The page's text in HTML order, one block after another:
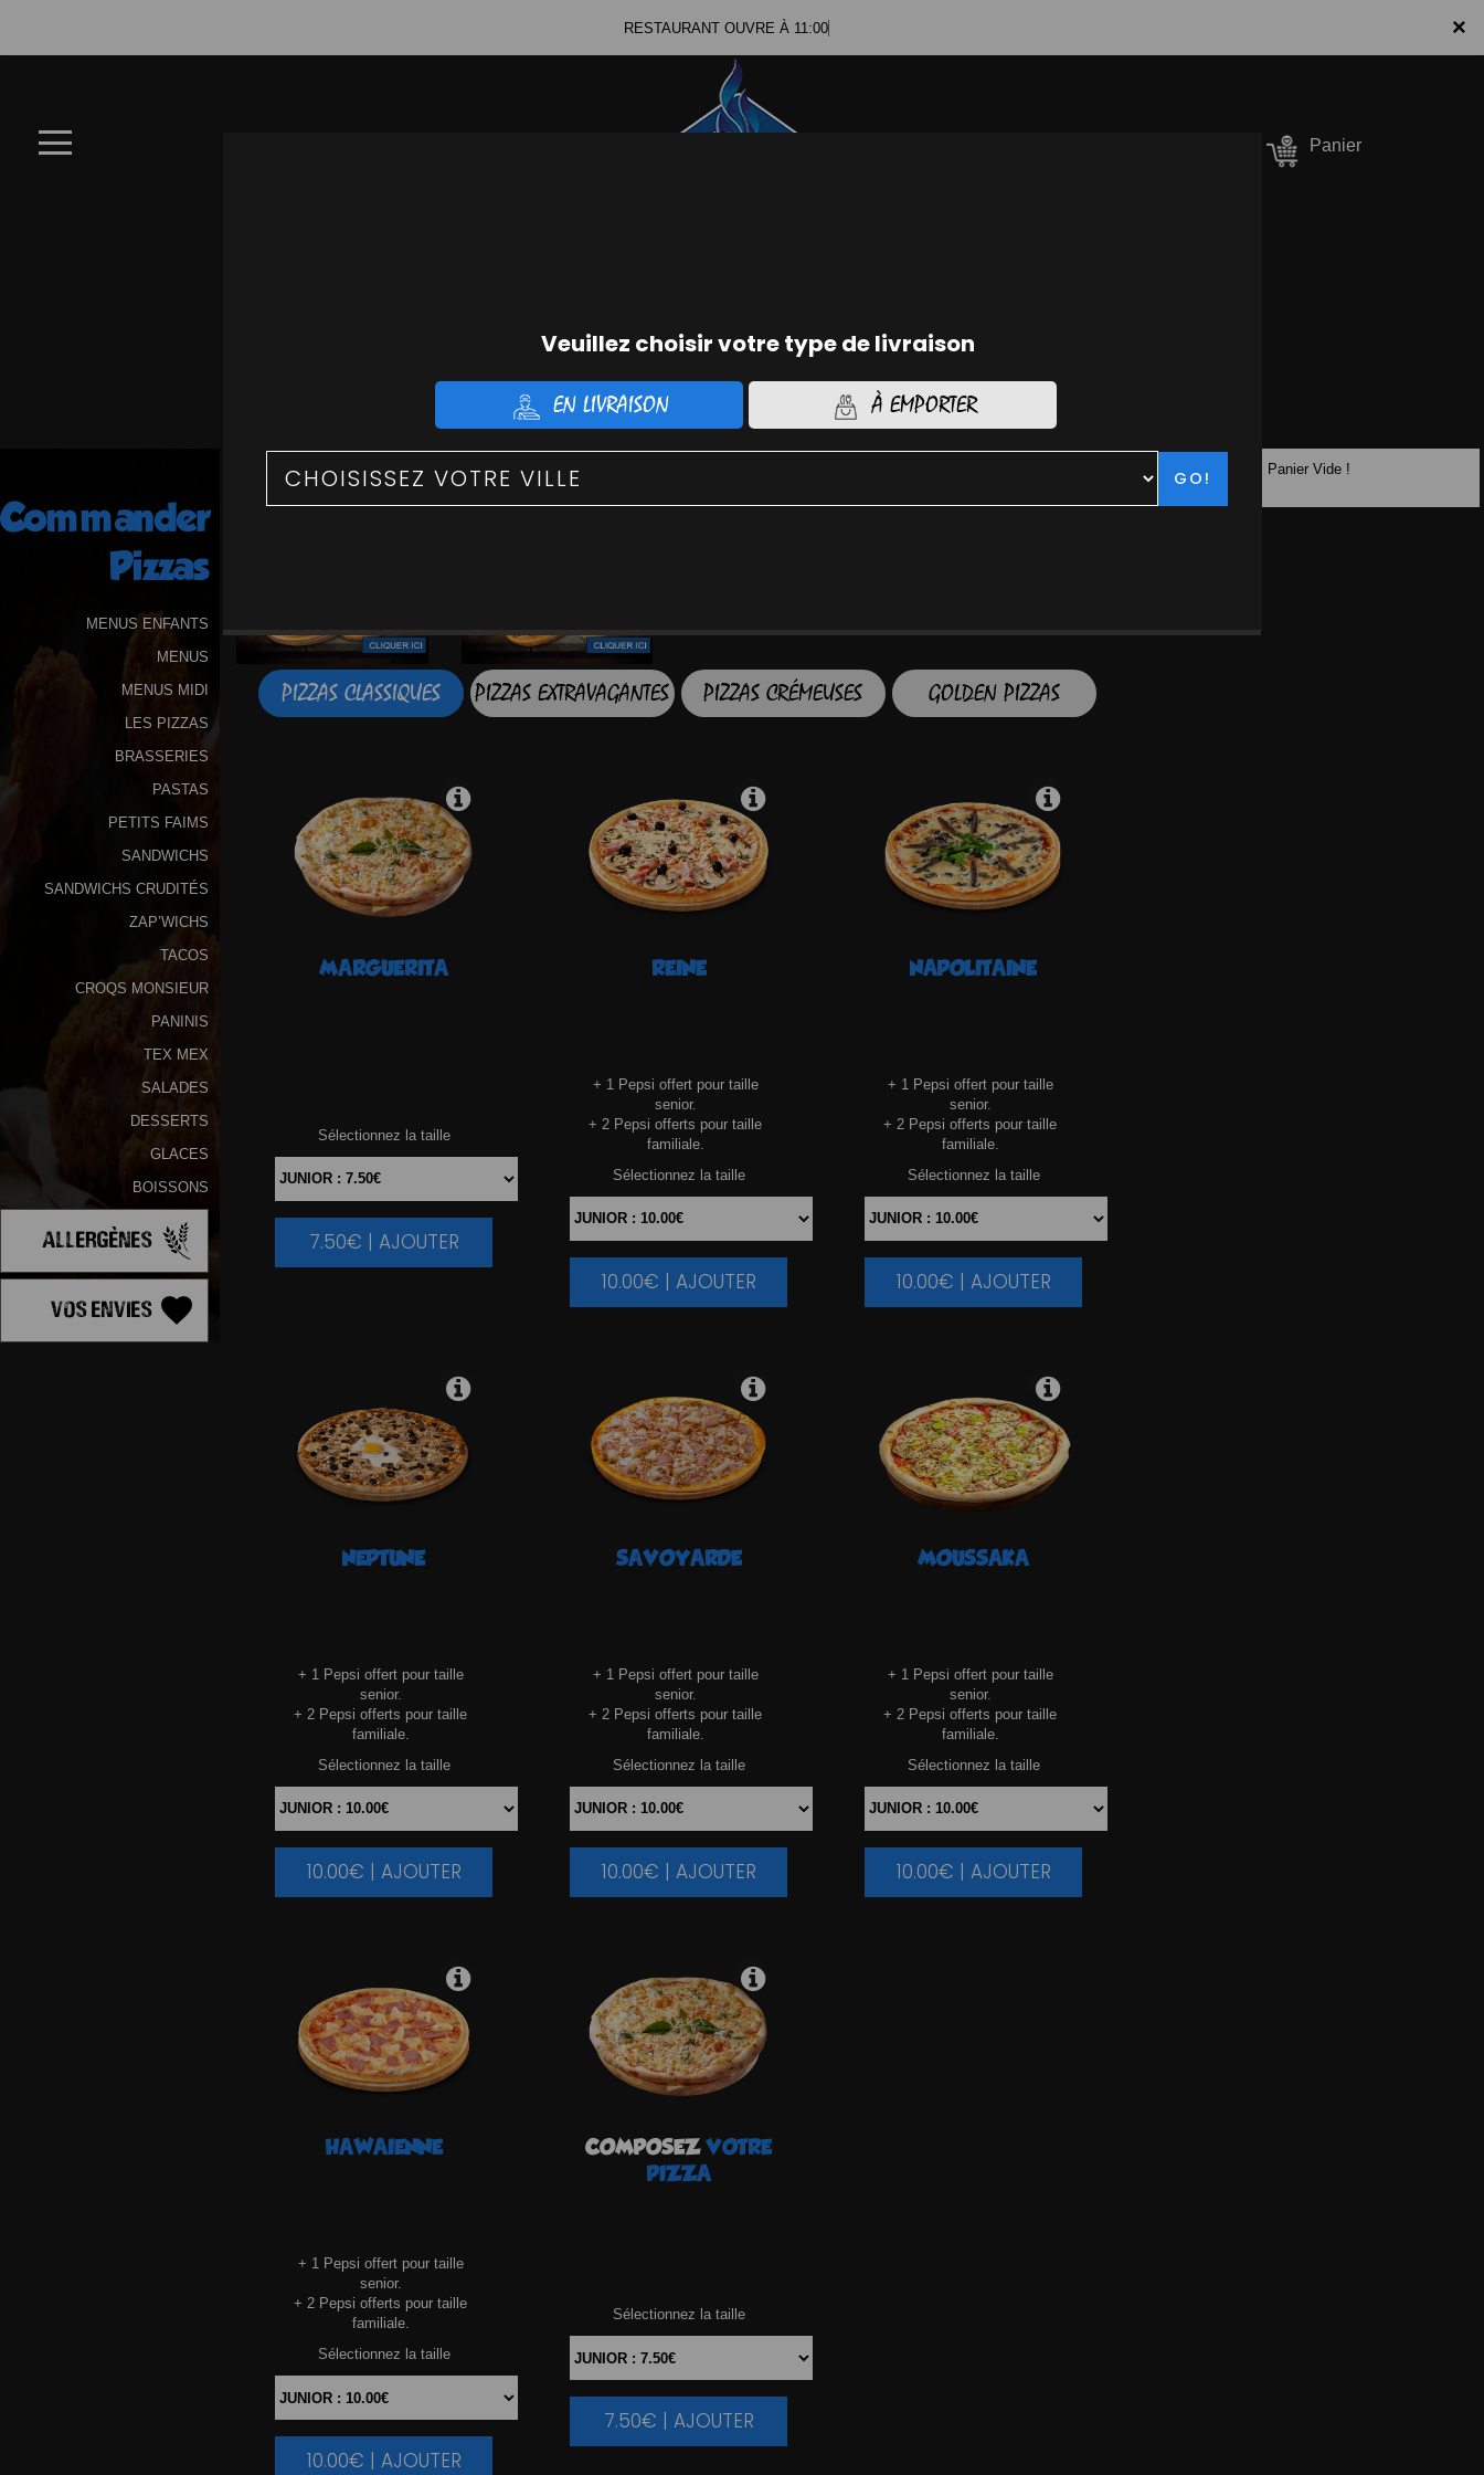
×
RESTAURANT OUVRE À 11:00
Panier
×
Programme
De
Zones
de
Commander
Pizzas
MENUS ENFANTS
MENUS
MENUS MIDI
LES PIZZAS
BRASSERIES
PASTAS
PETITS FAIMS
SANDWICHS
SANDWICHS CRUDITÉS
ZAP’WICHS
TACOS
CROQS MONSIEUR
PANINIS
TEX MEX
SALADES
DESSERTS
GLACES
BOISSONS
Allergènes
Vos Envies
PIZZAS CLASSIQUES
PIZZAS CLASSIQUES PIZZAS EXTRAVAGANTES PIZZAS CRÉMEUSES GOLDEN PIZZAS
MARGUERITA
Sélectionnez la taille
|
7.50€ | AJOUTER
REINE
+ 1 Pepsi offert pour taille
senior.
+ 2 Pepsi offerts pour taille
familiale.
Sélectionnez la taille
|
10.00€ | AJOUTER
NAPOLITAINE
+ 1 Pepsi offert pour taille
senior.
+ 2 Pepsi offerts pour taille
familiale.
Sélectionnez la taille
|
10.00€ | AJOUTER
NEPTUNE
+ 1 Pepsi offert pour taille
senior.
+ 2 Pepsi offerts pour taille
familiale.
Sélectionnez la taille
|
10.00€ | AJOUTER
SAVOYARDE
+ 1 Pepsi offert pour taille
senior.
+ 2 Pepsi offerts pour taille
familiale.
Sélectionnez la taille
|
10.00€ | AJOUTER
MOUSSAKA
+ 1 Pepsi offert pour taille
senior.
+ 2 Pepsi offerts pour taille
familiale.
Sélectionnez la taille
|
10.00€ | AJOUTER
HAWAIENNE
+ 1 Pepsi offert pour taille
senior.
+ 2 Pepsi offerts pour taille
familiale.
Sélectionnez la taille
|
10.00€ | AJOUTER
COMPOSEZVOTRE
PIZZA
Sélectionnez la taille
|
7.50€ | AJOUTER
Panier Vide !